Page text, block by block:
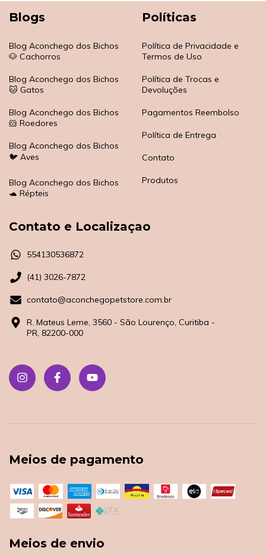
Blogs
Blog Aconchego dos Bichos
🐶 Cachorros
Blog Aconchego dos Bichos
🐱 Gatos
Blog Aconchego dos Bichos
🐹 Roedores
Blog Aconchego dos Bichos
🐦 Aves
Blog Aconchego dos Bichos
🐢 Répteis
Políticas
Política de Privacidade e
Termos de Uso
Política de Trocas e
Devoluções
Pagamentos Reembolso
Política de Entrega
Contato
Produtos
Contato e Localizaçao
554130536872
(41) 3026-7872
contato@aconchegopetstore.com.br
R. Mateus Leme, 3560 - São Lourenço, Curitiba -
PR, 82200-000
Meios de pagamento
Meios de envio